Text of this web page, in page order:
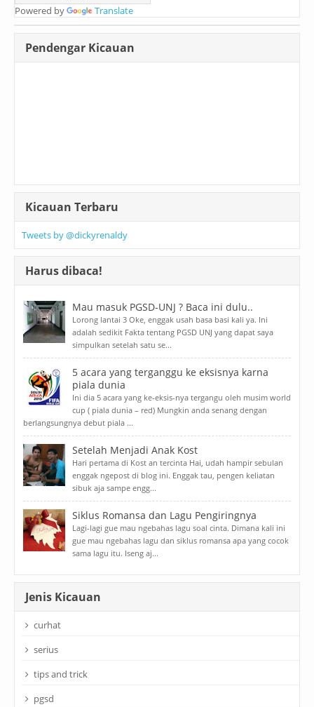
Powered by Translate
Pendengar Kicauan
Kicauan Terbaru
Tweets by @dickyrenaldy
Harus dibaca!
Mau masuk PGSD-UNJ ? Baca ini dulu..
Lorong lantai 3 Oke, enggak usah basa basi kali ya. Ini
adalah sedikit Fakta tentang PGSD UNJ yang dapat saya
simpulkan setelah satu se...
5 acara yang terganggu ke eksisnya karna
piala dunia
Ini dia 5 acara yang ke-eksis-nya tergangu oleh musim world
cup ( piala dunia – red) Mungkin anda senang dengan
berlangsungnya debut piala ...
Setelah Menjadi Anak Kost
Hari pertama di Kost an tercinta Hai, udah hampir sebulan
enggak ngepost di blog ini. Enggak tau, pengen keliatan
sibuk aja sampe engg...
Siklus Romansa dan Lagu Pengiringnya
Lagi-lagi gue mau ngebahas lagu soal cinta. Dimana kali ini
gue mau ngebahas lagu dan siklus romansa apa yang cocok
sama lagu itu. Iseng aj...
Jenis Kicauan
curhat
serius
tips and trick
pgsd